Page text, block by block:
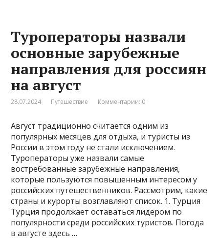
Туроператоры назвали
основные зарубежные
направления для россиян
на август
28.07.2024 Путешествие Комментарии: 0
Август традиционно считается одним из
популярных месяцев для отдыха, и туристы из
России в этом году не стали исключением.
Туроператоры уже назвали самые
востребованные зарубежные направления,
которые пользуются повышенным интересом у
российских путешественников. Рассмотрим, какие
страны и курорты возглавляют список. 1. Турция
Турция продолжает оставаться лидером по
популярности среди российских туристов. Погода
в августе здесь …